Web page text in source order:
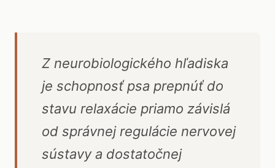
Z neurobiologického hľadiska
je schopnosť psa prepnúť do
stavu relaxácie priamo závislá
od správnej regulácie nervovej
sústavy a dostatočnej